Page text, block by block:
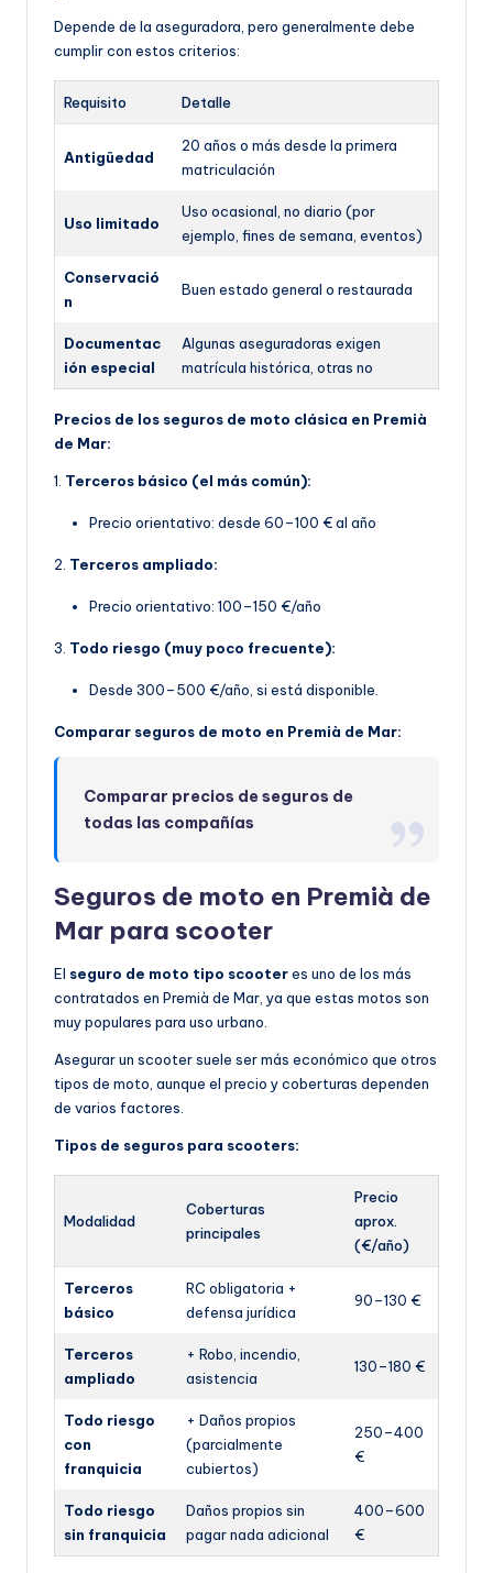
Depende de la aseguradora, pero generalmente debe
cumplir con estos criterios:
Requisito Detalle
Antigüedad
20 años o más desde la primera
matriculación
Uso limitado
Uso ocasional, no diario (por
ejemplo, fines de semana, eventos)
Conservació
n
Buen estado general o restaurada
Documentac
ión especial
Algunas aseguradoras exigen
matrícula histórica, otras no
Precios de los seguros de moto clásica en Premià
de Mar:
1. Terceros básico (el más común):
Precio orientativo: desde 60–100 € al año
2. Terceros ampliado:
Precio orientativo: 100–150 €/año
3. Todo riesgo (muy poco frecuente):
Desde 300–500 €/año, si está disponible.
Comparar seguros de moto en Premià de Mar:
Comparar precios de seguros de
todas las compañías
Seguros de moto en Premià de
Mar para scooter
El seguro de moto tipo scooteres uno de los más
contratados en Premià de Mar, ya que estas motos son
muy populares para uso urbano.
Asegurar un scooter suele ser más económico que otros
tipos de moto, aunque el precio y coberturas dependen
de varios factores.
Tipos de seguros para scooters:
Modalidad
Coberturas
principales
Precio
aprox.
(€/año)
Terceros
básico
RC obligatoria +
defensa jurídica
90–130 €
Terceros
ampliado
+ Robo, incendio,
asistencia
130–180 €
Todo riesgo
con
franquicia
+ Daños propios
(parcialmente
cubiertos)
250–400
€
Todo riesgo
sin franquicia
Daños propios sin
pagar nada adicional
400–600
€